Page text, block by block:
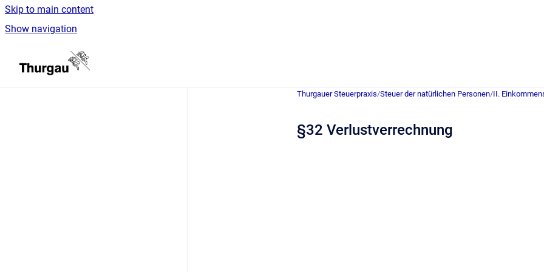
Skip to main content
Show navigation
Thurgauer Steuerpraxis/Steuer der natürlichen Personen/II.
§32 Verlustverrechnung